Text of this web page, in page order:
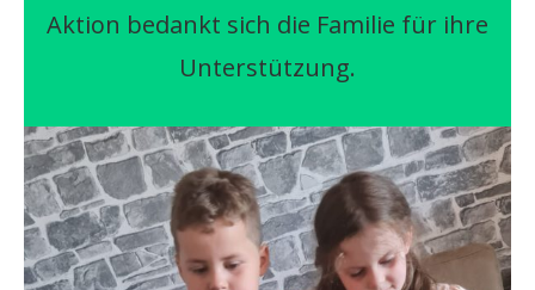
Aktion bedankt sich die Familie für ihre
Unterstützung.